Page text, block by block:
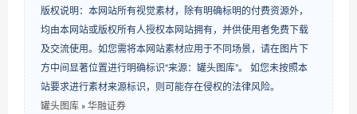
版权说明：本网站所有视觉素材，除有明确标明的付费资源外，
均由本网站或版权所有人授权本网站拥有，并供使用者免费下载
及交流使用。如您需将本网站素材应用于不同场景，请在图片下
方中间显著位置进行明确标识“来源：罐头图库”。 如您未按照本
站要求进行素材来源标识，则可能存在侵权的法律风险。
罐头图库 » 华融证券